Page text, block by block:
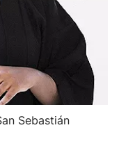
Sebastián